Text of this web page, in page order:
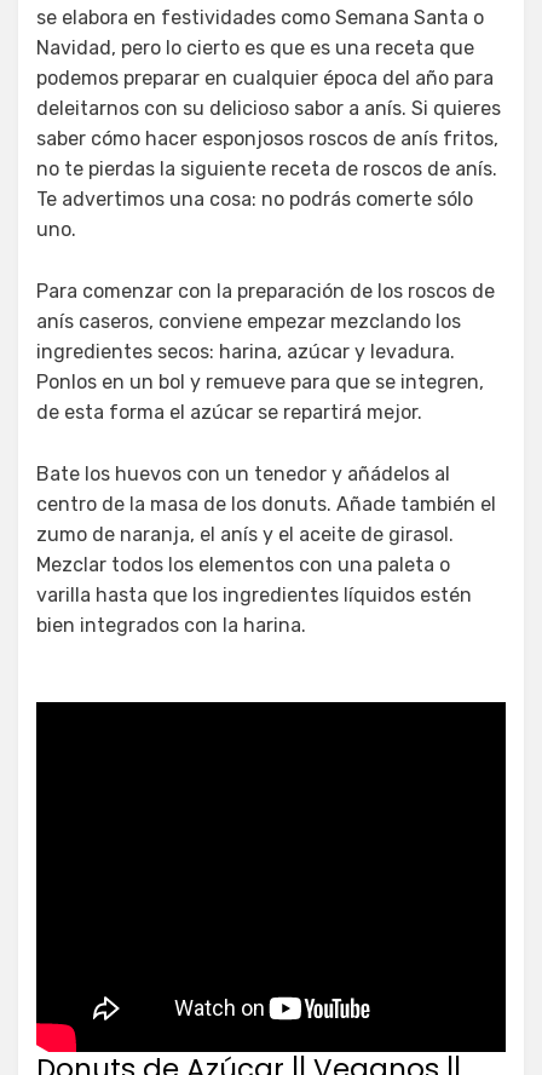
se elabora en festividades como Semana Santa o
Navidad, pero lo cierto es que es una receta que
podemos preparar en cualquier época del año para
deleitarnos con su delicioso sabor a anís. Si quieres
saber cómo hacer esponjosos roscos de anís fritos,
no te pierdas la siguiente receta de roscos de anís.
Te advertimos una cosa: no podrás comerte sólo
uno.
Para comenzar con la preparación de los roscos de
anís caseros, conviene empezar mezclando los
ingredientes secos: harina, azúcar y levadura.
Ponlos en un bol y remueve para que se integren,
de esta forma el azúcar se repartirá mejor.
Bate los huevos con un tenedor y añádelos al
centro de la masa de los donuts. Añade también el
zumo de naranja, el anís y el aceite de girasol.
Mezclar todos los elementos con una paleta o
varilla hasta que los ingredientes líquidos estén
bien integrados con la harina.